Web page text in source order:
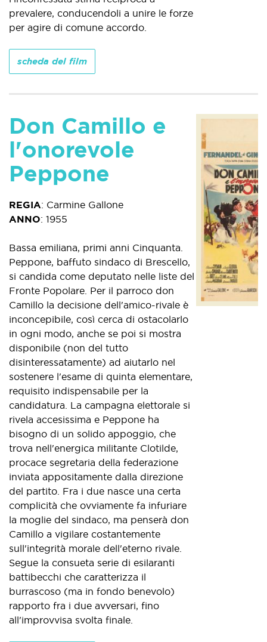
prevalere, conducendoli a unire le forze
per agire di comune accordo.
scheda del film
Don Camillo e
l'onorevole
Peppone
REGIA: Carmine Gallone
ANNO: 1955
Bassa emiliana, primi anni Cinquanta.
Peppone, baffuto sindaco di Brescello,
si candida come deputato nelle liste del
Fronte Popolare. Per il parroco don
Camillo la decisione dell'amico-rivale è
inconcepibile, così cerca di ostacolarlo
in ogni modo, anche se poi si mostra
disponibile (non del tutto
disinteressatamente) ad aiutarlo nel
sostenere l'esame di quinta elementare,
requisito indispensabile per la
candidatura. La campagna elettorale si
rivela accesissima e Peppone ha
bisogno di un solido appoggio, che
trova nell'energica militante Clotilde,
procace segretaria della federazione
inviata appositamente dalla direzione
del partito. Fra i due nasce una certa
complicità che ovviamente fa infuriare
la moglie del sindaco, ma penserà don
Camillo a vigilare costantemente
sull'integrità morale dell'eterno rivale.
Segue la consueta serie di esilaranti
battibecchi che caratterizza il
burrascoso (ma in fondo benevolo)
rapporto fra i due avversari, fino
all'improvvisa svolta finale.